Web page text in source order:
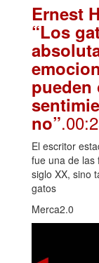
Ernest
“Los
pueden
no”
El escritor
fue una de las
siglo XX, sino
gatos
Merca2.0